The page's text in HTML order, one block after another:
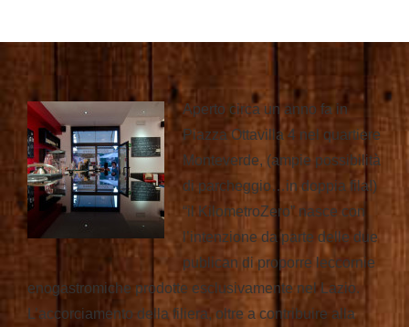
Aperto circa un anno fa in
Piazza Ottavilla 4 nel quartiere
Monteverde, (ampie possibilità
di parcheggio…in doppia fila!)
“il KilometroZero” nasce con
l’intenzione da parte delle due
publican di proporre leccornie
enogastromiche prodotte esclusivamente nel Lazio.
L’accorciamento della filiera, oltre a contribuire alla